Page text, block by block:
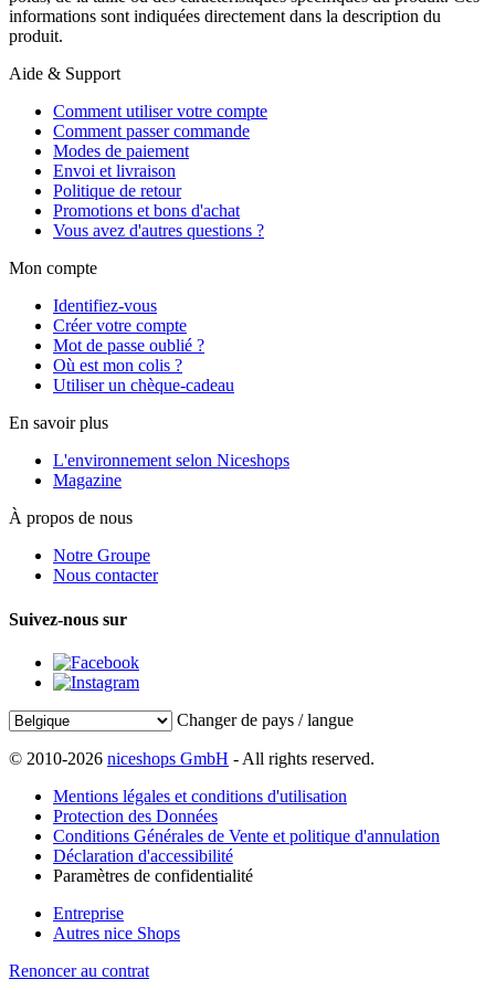
informations sont indiquées directement dans la description du
produit.
Aide & Support
Comment utiliser votre compte
Comment passer commande
Modes de paiement
Envoi et livraison
Politique de retour
Promotions et bons d'achat
Vous avez d'autres questions ?
Mon compte
Identifiez-vous
Créer votre compte
Mot de passe oublié ?
Où est mon colis ?
Utiliser un chèque-cadeau
En savoir plus
L'environnement selon Niceshops
Magazine
À propos de nous
Notre Groupe
Nous contacter
Suivez-nous sur
Changer de pays / langue
© 2010-2026 niceshops GmbH - All rights reserved.
Mentions légales et conditions d'utilisation
Protection des Données
Conditions Générales de Vente et politique d'annulation
Déclaration d'accessibilité
Paramètres de confidentialité
Entreprise
Autres nice Shops
Renoncer au contrat